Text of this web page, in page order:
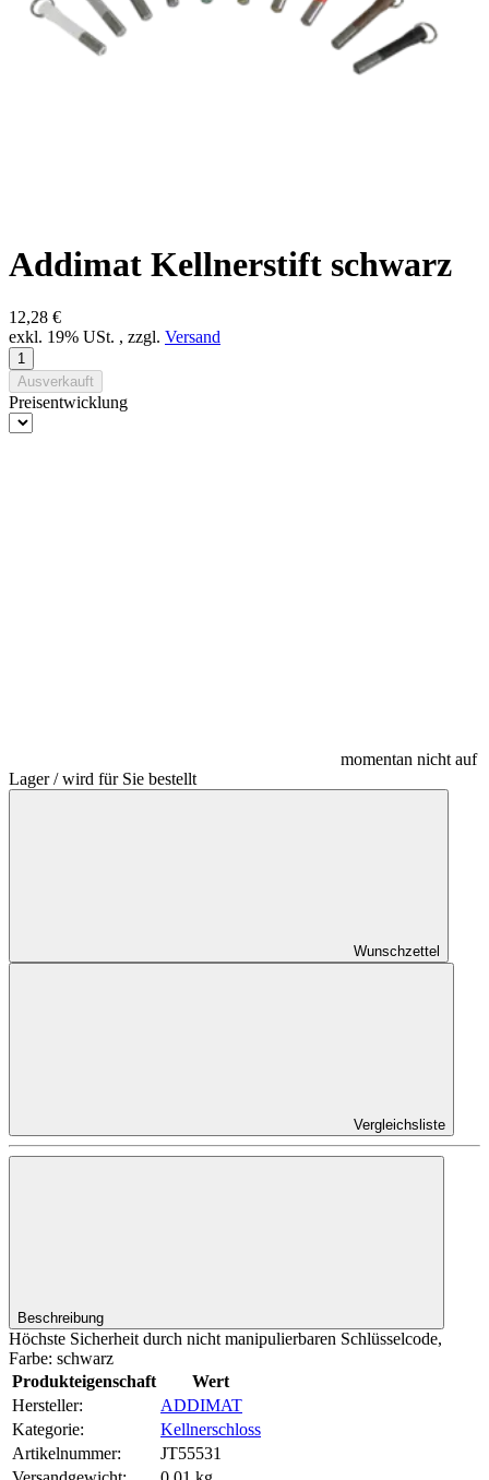
Addimat Kellnerstift schwarz
12,28 €
exkl. 19% USt. , zzgl. Versand
Ausverkauft
Preisentwicklung
momentan nicht auf
Lager / wird für Sie bestellt
Wunschzettel
Vergleichsliste
Beschreibung
Höchste Sicherheit durch nicht manipulierbaren Schlüsselcode,
Farbe: schwarz
Produkteigenschaft
Wert
Hersteller:
ADDIMAT
Kategorie:
Kellnerschloss
Artikelnummer:
JT55531